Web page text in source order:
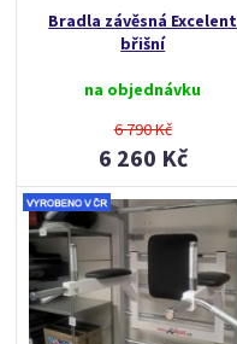
Bradla závěsná Excelent
břišní
na objednávku
6 790 Kč
6 260 Kč